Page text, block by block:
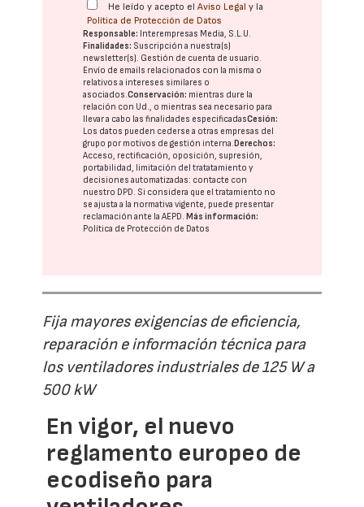
He leído y acepto elAviso Legal y la
Política de Protección de Datos
Responsable: Interempresas Media, S.L.U.
Finalidades: Suscripción a nuestra(s)
newsletter(s). Gestión de cuenta de usuario.
Envío de emails relacionados con la misma o
relativos a intereses similares o
asociados.Conservación: mientras dure la
relación con Ud., o mientras sea necesario para
llevar a cabo las finalidades especificadasCesión:
Los datos pueden cederse a otras empresas del
grupo por motivos de gestión interna. Derechos:
Acceso, rectificación, oposición, supresión,
portabilidad, limitación del tratatamiento y
decisiones automatizadas: contacte con
nuestro DPD. Si considera que el tratamiento no
se ajusta a la normativa vigente, puede presentar
reclamación ante laAEPD. Más información:
Política de Protección de Datos
Fija mayores exigencias de eficiencia,
reparación e información técnica para
los ventiladores industriales de 125 W a
500 kW
En vigor, el nuevo
reglamento europeo de
ecodiseño para